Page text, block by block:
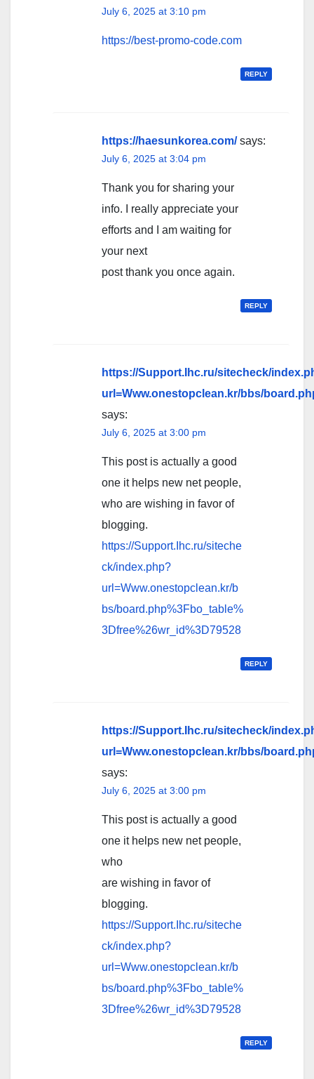
July 6, 2025 at 3:10 pm
https://best-promo-code.com
REPLY
https://haesunkorea.com/ says:
July 6, 2025 at 3:04 pm
Thank you for sharing your
info. I really appreciate your
efforts and I am waiting for
your next
post thank you once again.
REPLY
https://Support.Ihc.ru/sitecheck/
url=Www.onestopclean.kr/bbs/
says:
July 6, 2025 at 3:00 pm
This post is actually a good
one it helps new net people,
who are wishing in favor of
blogging.
https://Support.Ihc.ru/siteche
ck/index.php?
url=Www.onestopclean.kr/b
bs/board.php%3Fbo_table%
3Dfree%26wr_id%3D79528
REPLY
https://Support.Ihc.ru/sitecheck/
url=Www.onestopclean.kr/bbs/
says:
July 6, 2025 at 3:00 pm
This post is actually a good
one it helps new net people,
who
are wishing in favor of
blogging.
https://Support.Ihc.ru/siteche
ck/index.php?
url=Www.onestopclean.kr/b
bs/board.php%3Fbo_table%
3Dfree%26wr_id%3D79528
REPLY